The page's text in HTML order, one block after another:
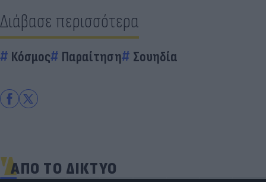
Διάβασε περισσότερα
Κόσμος Παραίτηση Σουηδία
ΑΠΟ ΤΟ ΔΙΚΤΥΟ